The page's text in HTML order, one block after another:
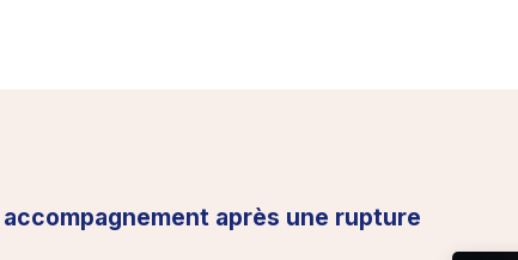
après une rupture